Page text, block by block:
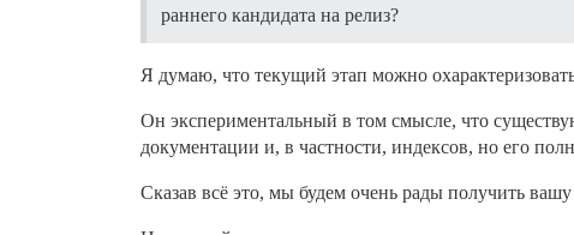
раннего кандидата на релиз?
Я думаю, что текущий этап можно
Он экспериментальный в том смысле, что
документации и, в частности, индексов, но его
Сказав всё это, мы будем очень рады получить